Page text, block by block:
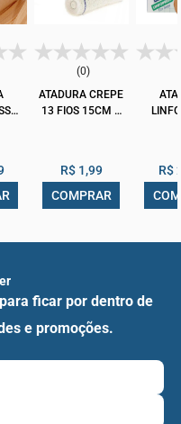
(0)
ATADURA CREPE
13 FIOS 15CM X
R$ 1,99
COMPRAR
R$
ficar por dentro de
e promoções.